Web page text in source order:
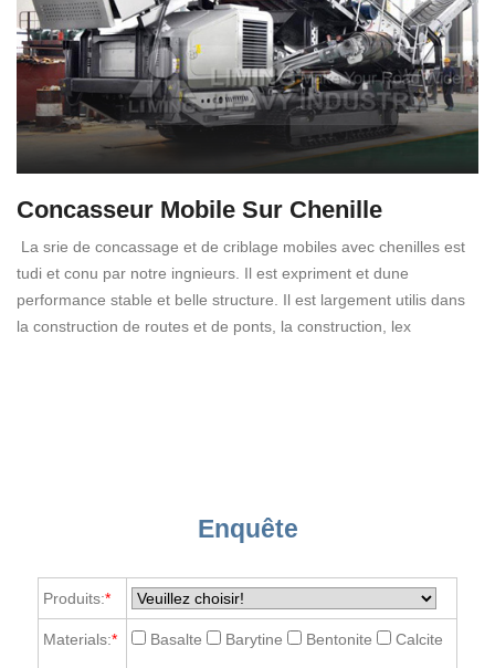
Concasseur Mobile Sur Chenille
La srie de concassage et de criblage mobiles avec chenilles est
tudi et conu par notre ingnieurs. Il est expriment et dune
performance stable et belle structure. Il est largement utilis dans
la construction de routes et de ponts, la construction, lex
Enquête
Produits:*
Materials:* Basalte Barytine Bentonite Calcite